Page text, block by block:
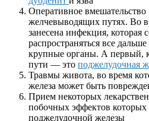
Оперативное
желчевыводящих путях. Во
занесена инфекция, которая
распространяться все
крупные органы. А первый,
пути — это поджелудочная
Травмы живота, во время
железа может быть
Прием некоторых
побочных эффектов которых
поджелудочной железы